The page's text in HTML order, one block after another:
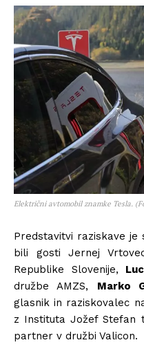
Električni avtomobil znamke Tesla.
Predstavitvi raziskave
bili gosti Jernej
Republike Slovenije,
družbe AMZS, Marko
glasnik in raziskovalec
z Instituta Jožef Stefan
partner v družbi Valicon.